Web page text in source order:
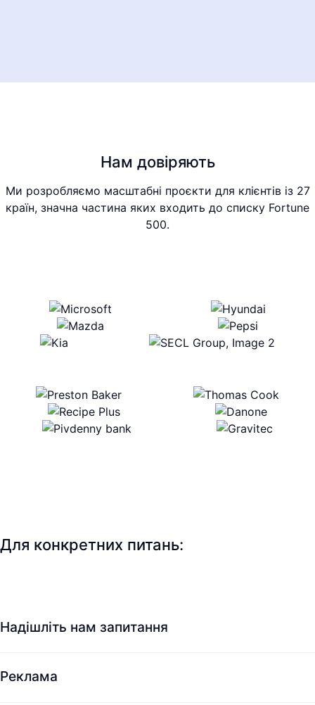
Нам довіряють
Ми розробляємо масштабні проєкти для клієнтів із 27
країн, значна частина яких входить до списку Fortune
500.
Для конкретних питань:
Надішліть нам запитання
Реклама